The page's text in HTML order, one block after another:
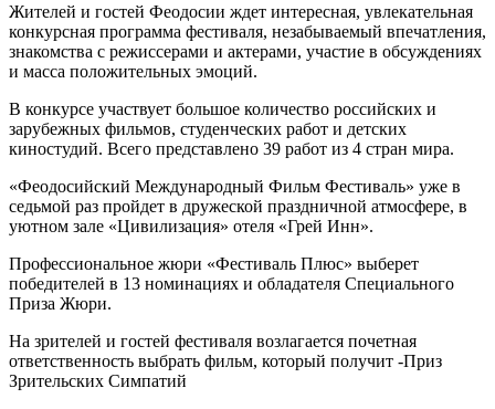
Жителей и гостей Феодосии ждет интересная, увлекательная
конкурсная программа фестиваля, незабываемый впечатления,
знакомства с режиссерами и актерами, участие в обсуждениях
и масса положительных эмоций.
В конкурсе участвует большое количество российских и
зарубежных фильмов, студенческих работ и детских
киностудий. Всего представлено 39 работ из 4 стран мира.
«Феодосийский Международный Фильм Фестиваль» уже в
седьмой раз пройдет в дружеской праздничной атмосфере, в
уютном зале «Цивилизация» отеля «Грей Инн».
Профессиональное жюри «Фестиваль Плюс» выберет
победителей в 13 номинациях и обладателя Специального
Приза Жюри.
На зрителей и гостей фестиваля возлагается почетная
ответственность выбрать фильм, который получит -Приз
Зрительских Симпатий